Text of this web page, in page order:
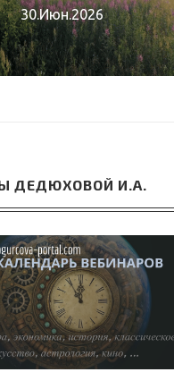
30.Июн.2026
ДЕДЮХОВОЙ И.А.